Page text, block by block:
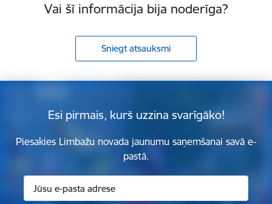
Vai šī informācija bija noderīga?
Sniegt atsauksmi
Esi pirmais, kurš uzzina svarīgāko!
Piesakies Limbažu novada jaunumu saņemšanai savā e-
pastā.